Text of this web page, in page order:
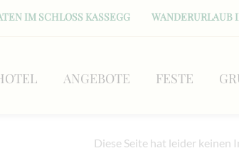
IM SCHLOSS KASSEGG WANDERURLAUB
ANGEBOTE FESTE
Diese Seite hat leider keinen